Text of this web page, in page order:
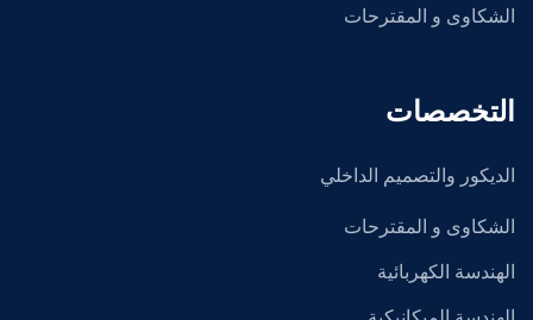
الشكاوى و المقترحات
التخصصات
الديكور والتصميم الداخلي
الشكاوى و المقترحات
الهندسة الكهربائية